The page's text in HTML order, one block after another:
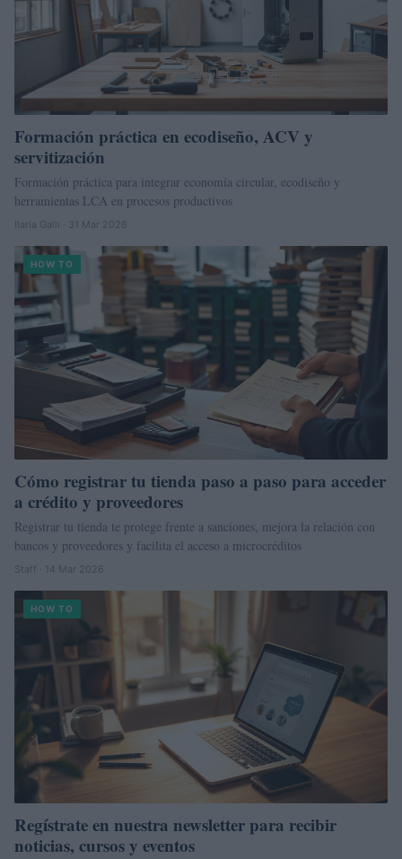
Formación práctica en ecodiseño, ACV y
servitización
Formación práctica para integrar economía circular, ecodiseño y
herramientas LCA en procesos productivos
Ilaria Galli · 31 Mar 2026
HOW TO
Cómo registrar tu tienda paso a paso para acceder
a crédito y proveedores
Registrar tu tienda te protege frente a sanciones, mejora la relación con
bancos y proveedores y facilita el acceso a microcréditos
Staff · 14 Mar 2026
HOW TO
Regístrate en nuestra newsletter para recibir
noticias, cursos y eventos